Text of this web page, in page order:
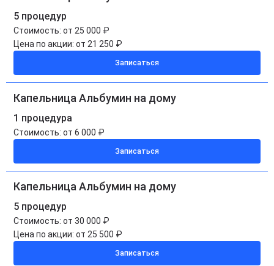
5 процедур
Стоимость: от 25 000 ₽
Цена по акции: от 21 250 ₽
Записаться
Капельница Альбумин на дому
1 процедура
Стоимость: от 6 000 ₽
Записаться
Капельница Альбумин на дому
5 процедур
Стоимость: от 30 000 ₽
Цена по акции: от 25 500 ₽
Записаться